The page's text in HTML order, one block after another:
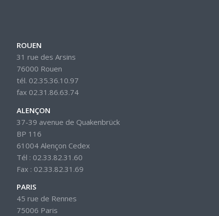
ROUEN
31 rue des Arsins
76000 Rouen
tél. 02.35.36.10.97
fax 02.31.86.63.74
ALENÇON
37-39 avenue de Quakenbrück
BP 116
61004 Alençon Cedex
Tél : 02.33.82.31.60
Fax : 02.33.82.31.69
PARIS
45 rue de Rennes
75006 Paris